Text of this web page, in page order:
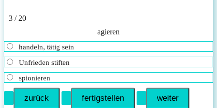
3 / 20
agieren
handeln, tätig sein
Unfrieden stiften
spionieren